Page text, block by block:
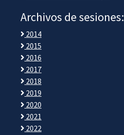
Archivos de sesiones:
2014
2015
2016
2017
2018
2019
2020
2021
2022